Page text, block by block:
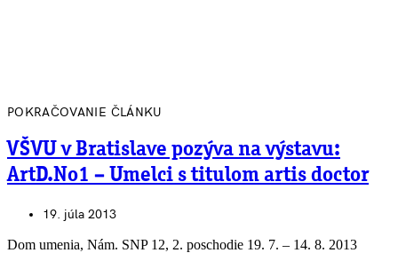
POKRAČOVANIE ČLÁNKU
VŠVU v Bratislave pozýva na výstavu:
ArtD.No1 – Umelci s titulom artis doctor
19. júla 2013
Dom umenia, Nám. SNP 12, 2. poschodie 19. 7. – 14. 8. 2013